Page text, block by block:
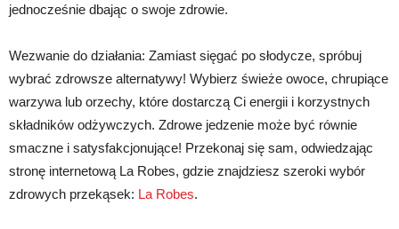
jednocześnie dbając o swoje zdrowie.
Wezwanie do działania: Zamiast sięgać po słodycze, spróbuj
wybrać zdrowsze alternatywy! Wybierz świeże owoce, chrupiące
warzywa lub orzechy, które dostarczą Ci energii i korzystnych
składników odżywczych. Zdrowe jedzenie może być równie
smaczne i satysfakcjonujące! Przekonaj się sam, odwiedzając
stronę internetową La Robes, gdzie znajdziesz szeroki wybór
zdrowych przekąsek: La Robes.